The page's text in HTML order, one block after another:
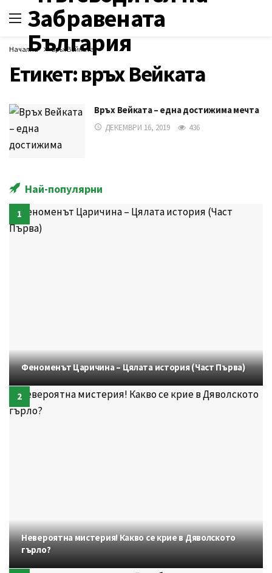
Начална връх Вейката
Етикет:връх Вейката
Връх Вейката – една достижима мечта
ДЕКЕМВРИ 16, 2019 436
Най-популярни
Феноменът Царичина – Цялата история (Част Първа)
Невероятна мистерия! Какво се крие в Дяволското
гърло?